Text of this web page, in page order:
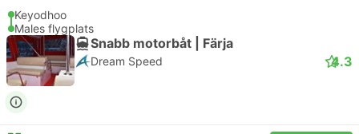
Keyodhoo
Males flygplats
Snabb motorbåt | Färja
Dream Speed 4.3